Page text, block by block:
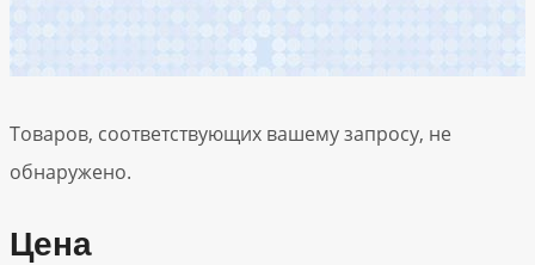
Товаров, соответствующих вашему запросу, не
обнаружено.
Цена